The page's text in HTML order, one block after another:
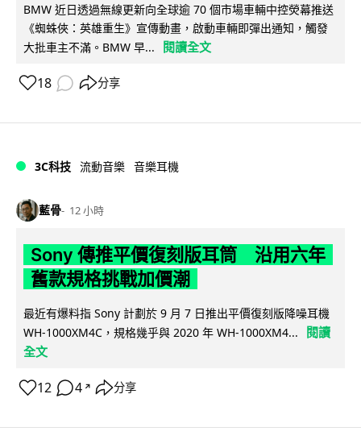
BMW 近日透過無線更新向全球逾 70 個市場車輛中控熒幕推送
《蜘蛛俠：英雄重生》宣傳動畫，啟動車輛即彈出通知，觸發
大批車主不滿。BMW 早...
閱讀全文
18 分享
3C科技 流動音樂 音樂耳機
藍骨 12 小時
Sony 傳推平價復刻版耳筒 沿用六年
舊款規格挑戰加價潮
最近有爆料指 Sony 計劃於 9 月 7 日推出平價復刻版降噪耳機
WH-1000XM4C，規格幾乎與 2020 年 WH-1000XM4...
閱讀
全文
12 4 ↗ 分享